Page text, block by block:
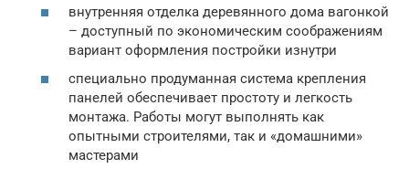
внутренняя отделка деревянного дома вагонкой
– доступный по экономическим соображениям
вариант оформления постройки изнутри
специально продуманная система крепления
панелей обеспечивает простоту и легкость
монтажа. Работы могут выполнять как
опытными строителями, так и «домашними»
мастерами